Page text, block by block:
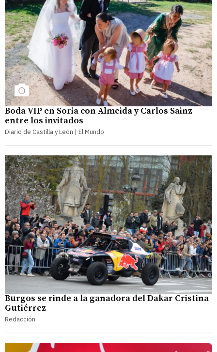
Boda VIP en Soria con Almeida y Carlos Sainz
entre los invitados
Diario de Castilla y León | El Mundo
Burgos se rinde a la ganadora del Dakar Cristina
Gutiérrez
Redacción